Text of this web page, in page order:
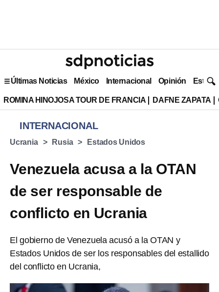
Últimas Noticias México Internacional Opinión Estilo
ROMINA HINOJOSA TOUR DE FRANCIA DAFNE ZAPATA
INTERNACIONAL
Ucrania Rusia Estados Unidos
Venezuela acusa a la OTAN
de ser responsable de
conflicto en Ucrania
El gobierno de Venezuela acusó a la OTAN y
Estados Unidos de ser los responsables del estallido
del conflicto en Ucrania,